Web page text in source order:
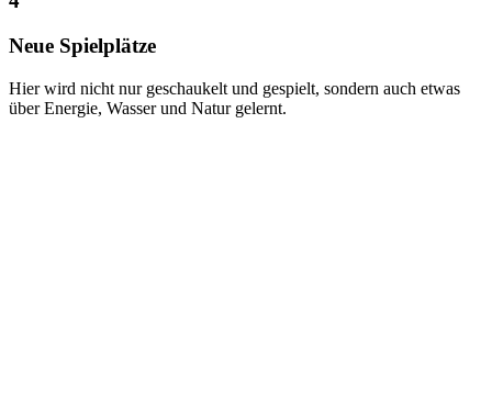
Neue Spielplätze
Hier wird nicht nur geschaukelt und gespielt, sondern auch etwas
über Energie, Wasser und Natur gelernt.